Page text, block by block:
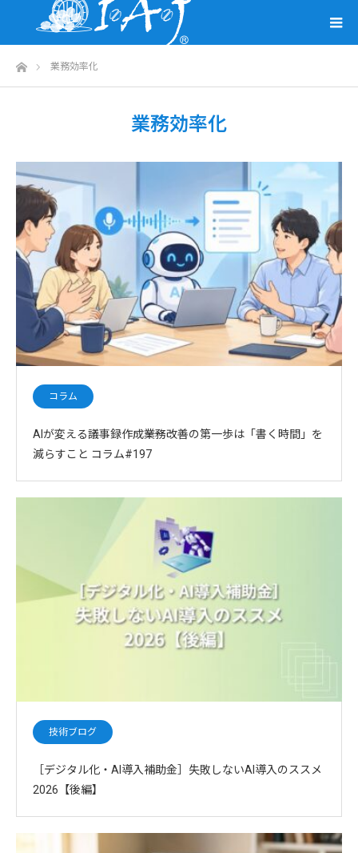
ホーム業務効率化
業務効率化
コラム
AIが変える議事録作成――業務改善の第一歩は「書く時間」を
減らすこと コラム#197
技術ブログ
［デジタル化・AI導入補助金］失敗しないAI導入のススメ
2026【後編】